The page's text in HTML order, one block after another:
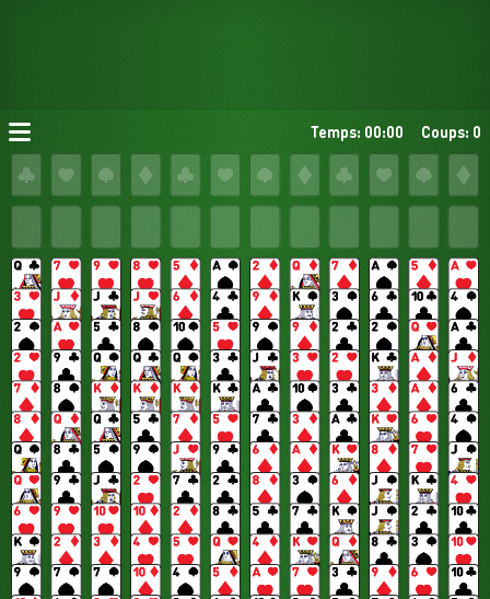
Temps: 00:00 Coups: 0